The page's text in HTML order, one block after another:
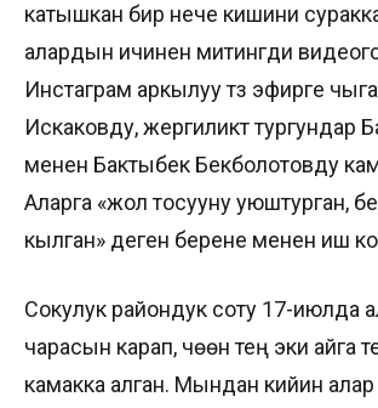
катышкан бир нече кишини
алардын ичинен митингди
Инстаграм аркылуу түз эфирге
Искаковду, жергиликтүү тургундар
менен Бактыбек Бекболотовду
Аларга «жол тосууну уюштурган,
кылган» деген берене менен иш
Сокулук райондук соту 17-июлда
чарасын карап, үчөөн тең эки айга
камакка алган. Мындан кийин